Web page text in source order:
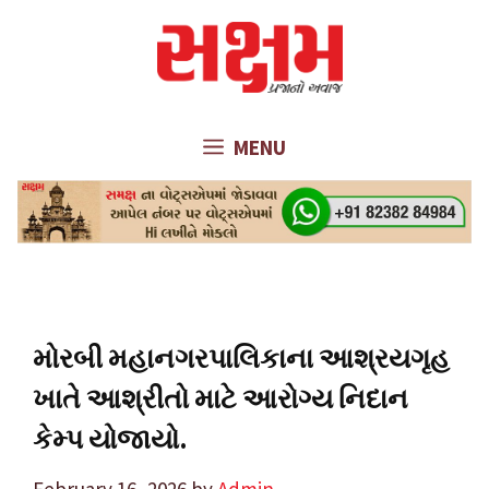
MENU
મોરબી મહાનગરપાલિકાના આશ્રયગૃહ
ખાતે આશ્રીતો માટે આરોગ્ય નિદાન
કેમ્પ યોજાયો.